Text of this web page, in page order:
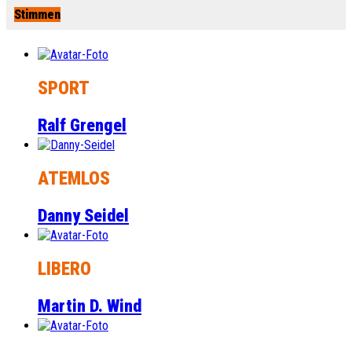
Stimmen
SPORT
Ralf Grengel
ATEMLOS
Danny Seidel
LIBERO
Martin D. Wind